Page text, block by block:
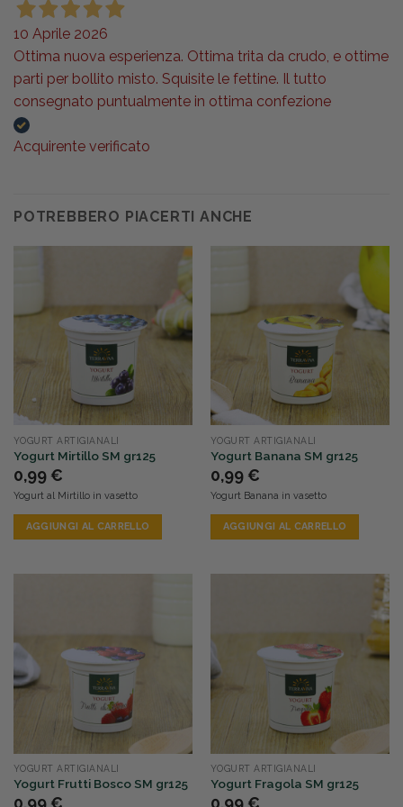
10 Aprile 2026
Ottima nuova esperienza. Ottima trita da crudo, e ottime
parti per bollito misto. Squisite le fettine. Il tutto
consegnato puntualmente in ottima confezione
Acquirente verificato
POTREBBERO PIACERTI ANCHE
YOGURT ARTIGIANALI
Yogurt Mirtillo SM gr125
0,99 €
Yogurt al Mirtillo in vasetto
AGGIUNGI AL CARRELLO
YOGURT ARTIGIANALI
Yogurt Banana SM gr125
0,99 €
Yogurt Banana in vasetto
AGGIUNGI AL CARRELLO
YOGURT ARTIGIANALI
Yogurt Frutti Bosco SM gr125
0,99 €
YOGURT ARTIGIANALI
Yogurt Fragola SM gr125
0,99 €